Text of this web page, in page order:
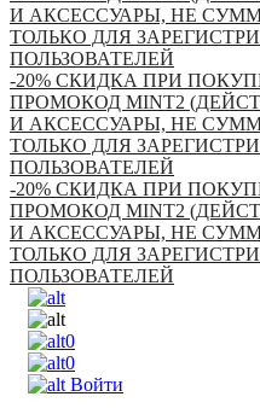
И АКСЕССУАРЫ, НЕ
ТОЛЬКО ДЛЯ
ПОЛЬЗОВАТЕЛЕЙ
-20% СКИДКА ПРИ
ПРОМОКОД MINT2
И АКСЕССУАРЫ, НЕ
ТОЛЬКО ДЛЯ
ПОЛЬЗОВАТЕЛЕЙ
-20% СКИДКА ПРИ
ПРОМОКОД MINT2
И АКСЕССУАРЫ, НЕ
ТОЛЬКО ДЛЯ
ПОЛЬЗОВАТЕЛЕЙ
0
0
Войти